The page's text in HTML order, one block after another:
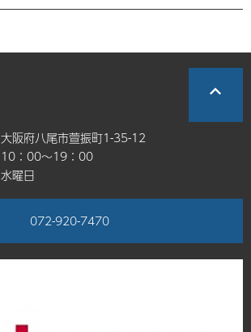
大阪府八尾市萱振町1-35-12
10：00～19：00
水曜日
072-920-7470